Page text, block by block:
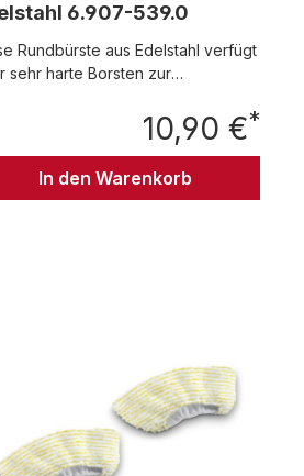
6.907-539.0
Rundbürste aus Edelstahl verfügt
sehr harte Borsten zur
Das stabile
minimiert den10,90 €*
In den Warenkorb